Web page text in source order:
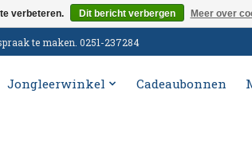
te maken. 0251-237284
Jongleerwinkel Cadeaubonnen
verbeteren. Dit bericht verbergen Meer over